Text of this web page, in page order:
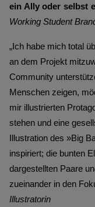
ein Ally oder selbst
Working Student
„Ich habe mich total
an dem Projekt
Community
Menschen zeigen,
mir illustrierten
stehen und eine
Illustration des »Big
inspiriert; die bunten
dargestellten Paare
zueinander in den
Illustratorin